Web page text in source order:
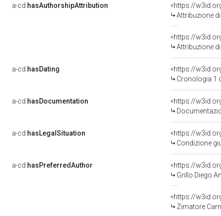
a-cd:hasAuthorshipAttribution
<https://
Attribuzione
<https://
Attribuzione
a-cd:hasDating
<https://
Cronologia 1
a-cd:hasDocumentation
a-cd:hasLegalSituation
Condizione
a-cd:hasPreferredAuthor
<https://
Grillo Diego
<https://
Zimatore